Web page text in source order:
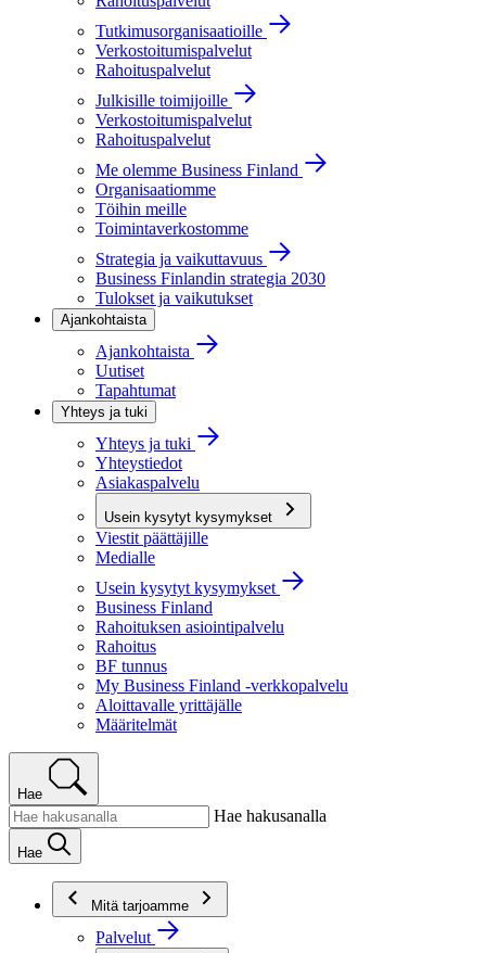
Tutkimusorganisaatioille
Verkostoitumispalvelut
Rahoituspalvelut
Julkisille toimijoille
Verkostoitumispalvelut
Rahoituspalvelut
Me olemme Business Finland
Organisaatiomme
Töihin meille
Toimintaverkostomme
Strategia ja vaikuttavuus
Business Finlandin strategia 2030
Tulokset ja vaikutukset
Ajankohtaista
Ajankohtaista
Uutiset
Tapahtumat
Yhteys ja tuki
Yhteys ja tuki
Yhteystiedot
Asiakaspalvelu
Usein kysytyt kysymykset
Viestit päättäjille
Medialle
Usein kysytyt kysymykset
Business Finland
Rahoituksen asiointipalvelu
Rahoitus
BF tunnus
My Business Finland -verkkopalvelu
Aloittavalle yrittäjälle
Määritelmät
Hae
Hae hakusanalla
Hae
Mitä tarjoamme
Palvelut